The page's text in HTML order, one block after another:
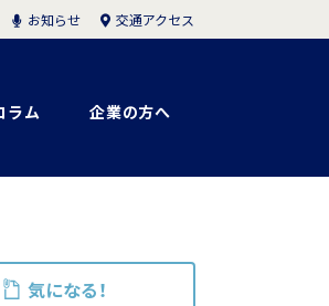
ラム 企業の方へ
お知らせ 交通アクセス
気になる！